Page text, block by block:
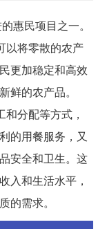
惠民项目之一。
以将零散的农产
更加稳定和高效
鲜的农产品。
分配等方式，
的用餐服务，又
安全和卫生。这
入和生活水平，
的需求。